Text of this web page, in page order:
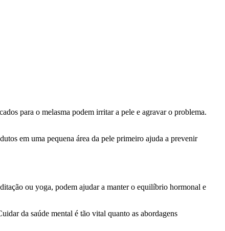
para o melasma podem irritar a pele e agravar o problema.
em uma pequena área da pele primeiro ajuda a prevenir
ou yoga, podem ajudar a manter o equilíbrio hormonal e
da saúde mental é tão vital quanto as abordagens